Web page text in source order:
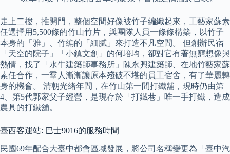
走上二樓，推開門，整個空間好像被竹子編織起來，工藝家蘇素
任選擇用5,500條的竹山竹片，與團隊人員一條條構築，以竹子
本身的「雅」、竹編的「細膩」來打造不凡空間。 但創辦民宿
「天空的院子」「小鎮文創」的何培均，卻對它有著無窮想像與
熱情，找了「水牛建築師事務所」陳永興建築師、在地竹藝家蘇
素任合作，一羣人漸漸讓原本殘破不堪的員工宿舍，有了華麗轉
身的機會。 清朝光緒年間，在竹山第一間打鐵舖，現時仍由第
4、第5代郭家父子經營，是現存於「打鐵巷」唯一手打鐵，造成
農具的打鐵舖。
臺西客運站: 巴士9016的服務時間
民國69年配合大臺中都會區域發展，將公司名稱變更為「臺中汽